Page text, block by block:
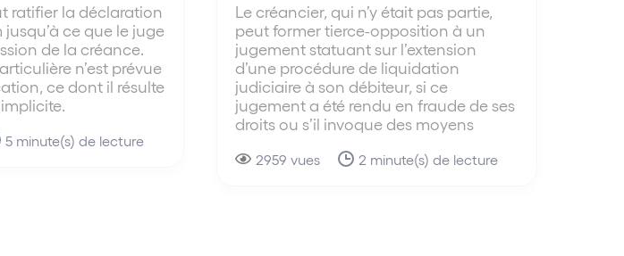
ratifier la déclaration
ce que le juge
de la créance.
n’est prévue
ce dont il résulte
5 minute(s) de lecture
Le créancier, qui n’y était pas partie,
peut former tierce-opposition à un
jugement statuant sur l’extension
d’une procédure de liquidation
judiciaire à son débiteur, si ce
jugement a été rendu en fraude de ses
droits ou s’il invoque des moyens
2959 vues 2 minute(s) de lecture